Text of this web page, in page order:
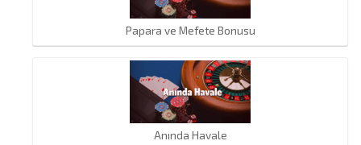
Papara ve Mefete Bonusu
Anında Havale